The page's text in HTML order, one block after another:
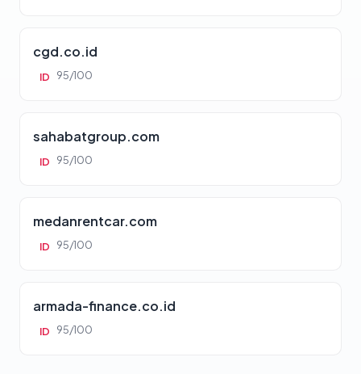
cgd.co.id
ID 95/100
sahabatgroup.com
ID 95/100
medanrentcar.com
ID 95/100
armada-finance.co.id
ID 95/100